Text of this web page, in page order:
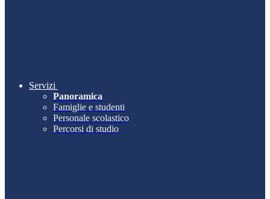
Servizi
Panoramica
Famiglie e studenti
Personale scolastico
Percorsi di studio